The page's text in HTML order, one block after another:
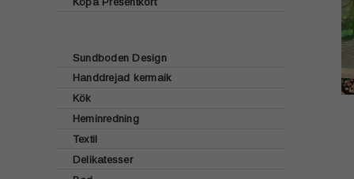
Sundboden Design
Glasunderlägg
Brickor
Bordstabletter
Sjökortsmotiv
Fyrmotiv
Handdrejad kermaik
Kök
Lattecup
Muggar
Dricksglas
Heminredning
Ljusstakar
Ljus
Textil
Kökshanddukar
Delikatesser